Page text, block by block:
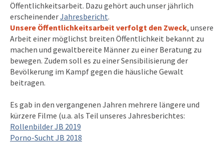
Öffentlichkeitsarbeit. Dazu gehört auch unser jährlich
erscheinenderJahresbericht.
Unsere Öffentlichkeitsarbeit verfolgt den Zweck, unsere
Arbeit einer möglichst breiten Öffentlichkeit bekannt zu
machen und gewaltbereite Männer zu einer Beratung zu
bewegen. Zudem soll es zu einer Sensibilisierung der
Bevölkerung im Kampf gegen die häusliche Gewalt
beitragen.
Es gab in den vergangenen Jahren mehrere längere und
kürzere Filme (u.a. als Teil unseres Jahresberichtes:
Rollenbilder JB 2019
Porno-Sucht JB 2018